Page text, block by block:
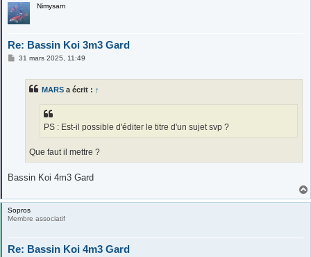
Nimysam
Re: Bassin Koi 3m3 Gard
M31 mars 2025, 11:49
MARS a écrit : ↑
PS : Est-il possible d'éditer le titre d'un sujet svp ?
Que faut il mettre ?
Bassin Koi 4m3 Gard
Sopros
Membre associatif
Re: Bassin Koi 4m3 Gard